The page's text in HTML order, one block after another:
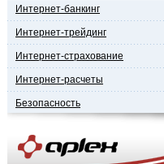
Интернет-банкинг
Интернет-трейдинг
Интернет-страхование
Интернет-расчеты
Безопасность